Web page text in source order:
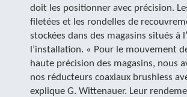
doit les positionner avec précision.
filetées et les rondelles de
stockées dans des magasins situés à
l’installation. « Pour le mouvement
haute précision des magasins, nous
nos réducteurs coaxiaux brushless
explique G. Wittenauer. Leur